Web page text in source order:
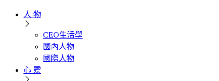
人 物
CEO生活學
國內人物
國際人物
心 靈